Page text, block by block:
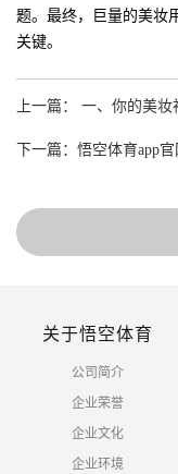
题。最终，巨量的美妆
关键。
上一篇： 一、你的美
下一篇：悟空体育app
关于悟空体育
公司简介
企业荣誉
企业文化
企业环境